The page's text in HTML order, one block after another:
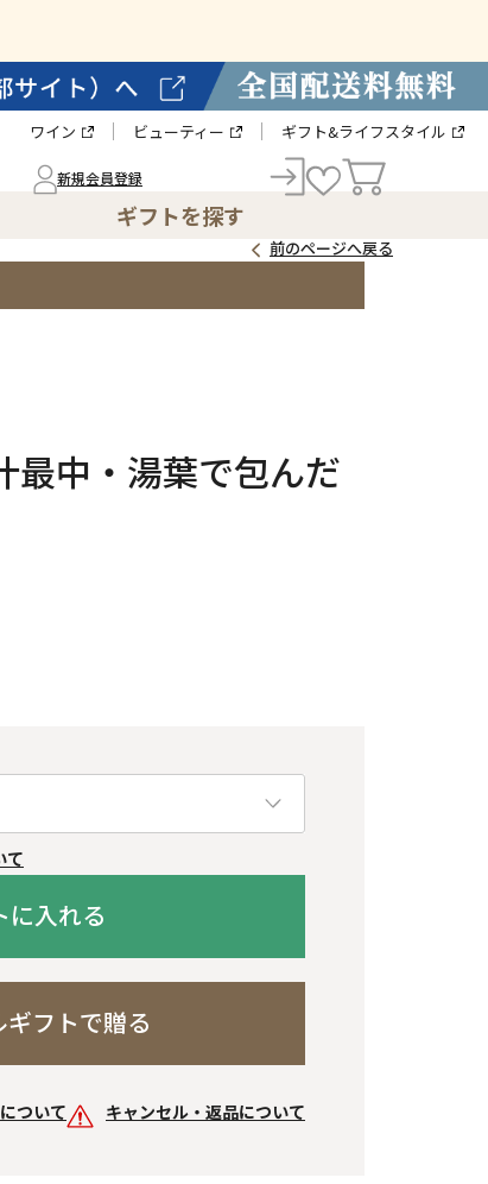
ワイン ビューティー ギフト&ライフスタイル
新規会員登録
ギフトを探す
前のページへ戻る
最中・湯葉で包んだ
て
に入れる
フトで贈る
ついて キャンセル・返品について